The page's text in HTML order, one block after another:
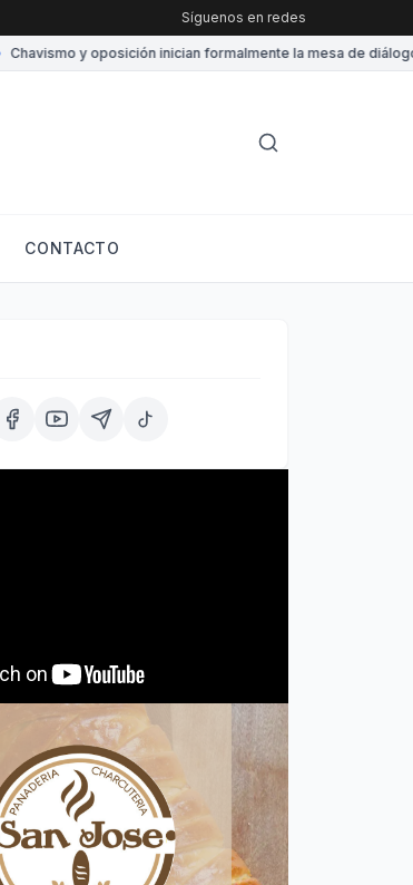
Síguenos en redes
y oposición inician formalmente la mesa de diálogo
CONTACTO